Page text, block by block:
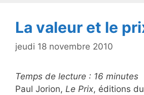
La valeur et le
jeudi 18 novembre 2010
Temps de lecture : 16 minutes
Paul Jorion, Le Prix, éditions